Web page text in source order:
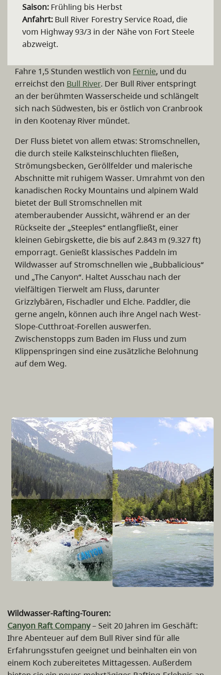
Saison: Frühling bis Herbst
Anfahrt: Bull River Forestry Service Road, die
vom Highway 93/3 in der Nähe von Fort Steele
abzweigt.
Fahre 1,5 Stunden westlich von Fernie, und du
erreichst den Bull River. Der Bull River entspringt
an der berühmten Wasserscheide und schlängelt
sich nach Südwesten, bis er östlich von Cranbrook
in den Kootenay River mündet.
Der Fluss bietet von allem etwas: Stromschnellen,
die durch steile Kalksteinschluchten fließen,
Strömungsbecken, Geröllfelder und malerische
Abschnitte mit ruhigem Wasser. Umrahmt von den
kanadischen Rocky Mountains und alpinem Wald
bietet der Bull Stromschnellen mit
atemberaubender Aussicht, während er an der
Rückseite der „Steeples“ entlangfließt, einer
kleinen Gebirgskette, die bis auf 2.843 m (9.327 ft)
emporragt. Genießt klassisches Paddeln im
Wildwasser auf Stromschnellen wie „Bubbalicious“
und „The Canyon“. Haltet Ausschau nach der
vielfältigen Tierwelt am Fluss, darunter
Grizzlybären, Fischadler und Elche. Paddler, die
gerne angeln, können auch ihre Angel nach West-
Slope-Cutthroat-Forellen auswerfen.
Zwischenstopps zum Baden im Fluss und zum
Klippenspringen sind eine zusätzliche Belohnung
auf dem Weg.
Wildwasser-Rafting-Touren:
Canyon Raft Company– Seit 20 Jahren im Geschäft:
Ihre Abenteuer auf dem Bull River sind für alle
Erfahrungsstufen geeignet und beinhalten ein von
einem Koch zubereitetes Mittagessen. Außerdem